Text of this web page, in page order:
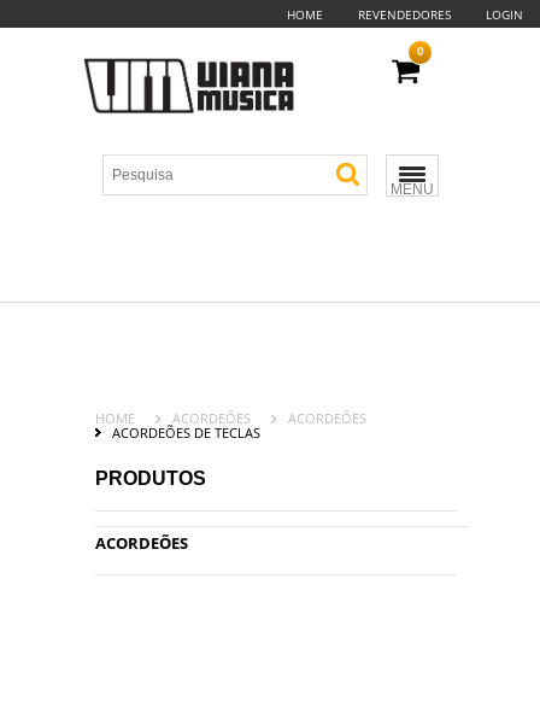
HOME REVENDEDORES LOGIN
MENU
0
HOME ACORDEÕES
ACORDEÕES
ACORDEÕES DE TECLAS
PRODUTOS
ACORDEÕES